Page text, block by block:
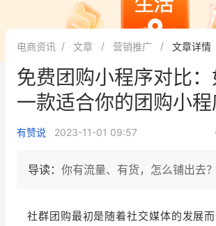
面对面聊增长
新零售大会 新零售茶会
智库 产品场景库
电商资讯 文章 营销推广 文章详情
免费团购小程序对比
一款适合你的团购小程
有赞说 2023-11-01 09:57
导读： 你有流量、有货，怎么铺出去？
社群团购最初是随着社交媒体的发展而